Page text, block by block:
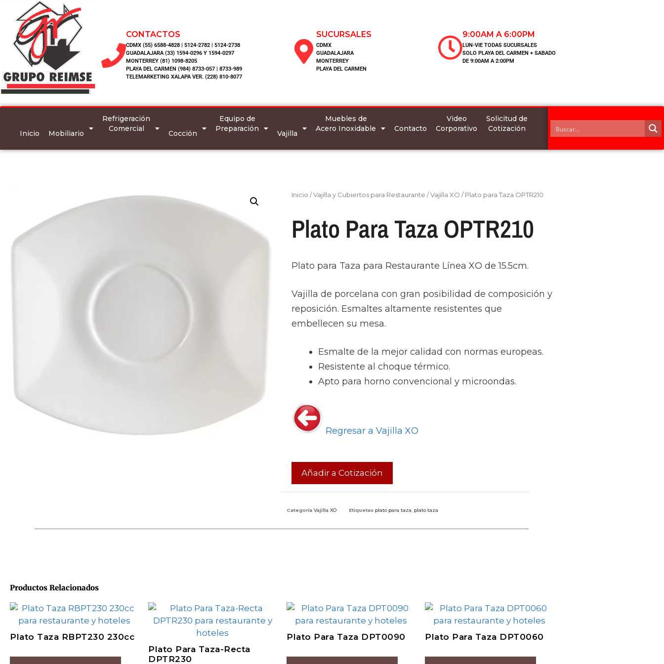
CONTACTOS
CDMX (55) 6588-4828 | 5124-2782 | 5124-2738
GUADALAJARA (33) 1594-0296 Y 1594-0297
MONTERREY (81) 1098-8205
PLAYA DEL CARMEN (984) 8733-057 | 8733-989
TELEMARKETING XALAPA VER. (228) 810-8077
SUCURSALES
CDMX
GUADALAJARA
MONTERREY
PLAYA DEL CARMEN
9:00AM A 6:00PM
LUN-VIE TODAS SUCURSALES
SOLO PLAYA DEL CARMEN + SABADO
DE 9:00AM A 2:00PM
Inicio Mobiliario
Refrigeración
Comercial
Cocción
Equipo de
Preparación
Vajilla
Muebles de
Acero Inoxidable
Contacto
Video
Corporativo
Solicitud de
Cotización
Inicio /Vajilla y Cubiertos para Restaurante /Vajilla XO / Plato para Taza OPTR210
Plato Para Taza OPTR210
Plato para Taza para Restaurante Línea XO de 15.5cm.
Vajilla de porcelana con gran posibilidad de composición y
reposición. Esmaltes altamente resistentes que
embellecen su mesa.
Esmalte de la mejor calidad con normas europeas.
Resistente al choque térmico.
Apto para horno convencional y microondas.
Regresar a Vajilla XO
Añadir a Cotización
Categoría Vajilla XO Etiquetas plato para taza plato taza
Productos Relacionados
Plato Taza RBPT230 230cc
Plato Para Taza-Recta
DPTR230
Plato Para Taza DPT0090 Plato Para Taza DPT0060